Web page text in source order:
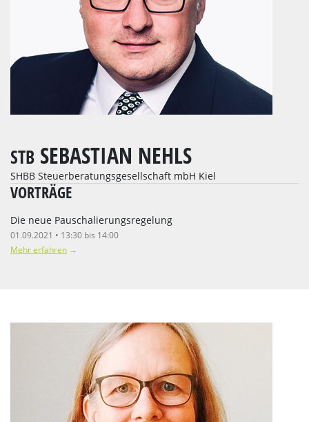
STB SEBASTIAN NEHLS
SHBB Steuerberatungsgesellschaft mbH Kiel
VORTRÄGE
Die neue Pauschalierungsregelung
01.09.2021 • 13:30 bis 14:00
Mehr erfahren →